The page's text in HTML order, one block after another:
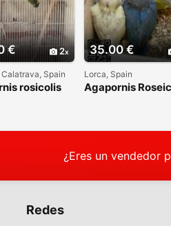
€ 2
Spain
rosicolis
35.00 €
Lorca, Spain
Agapornis
Papilleros
¿Eres un vendedor
Redes